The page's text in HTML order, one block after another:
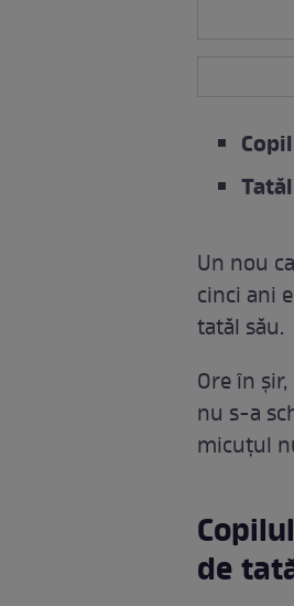
Un nou
cinci ani
tatăl său.
Ore în
nu s-a
micuțul
de